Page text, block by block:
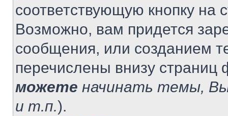
соответствующую кнопку
Возможно, вам придется
сообщения, или созданием
перечислены внизу
можете начинать темы,
и т.п.).